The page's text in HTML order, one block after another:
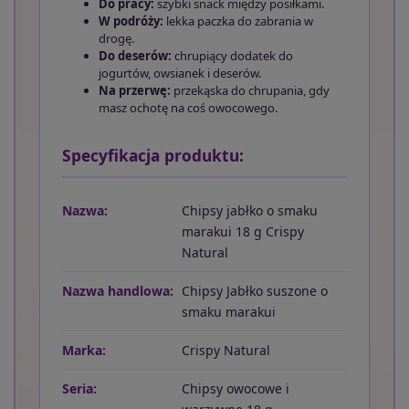
Do pracy: szybki snack między posiłkami.
W podróży: lekka paczka do zabrania w
drogę.
Do deserów: chrupiący dodatek do
jogurtów, owsianek i deserów.
Na przerwę: przekąska do chrupania, gdy
masz ochotę na coś owocowego.
Specyfikacja produktu:
Nazwa:
Chipsy jabłko o smaku
marakui 18 g Crispy
Natural
Nazwa handlowa: Chipsy Jabłko suszone o
smaku marakui
Marka: Crispy Natural
Seria:
Chipsy owocowe i